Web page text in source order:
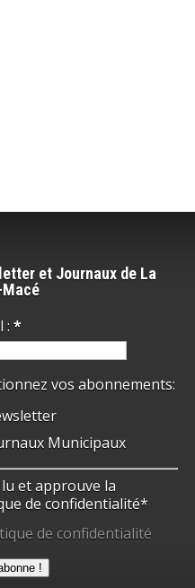
et Journaux de La
: *
vos abonnements:
Municipaux
lu et approuve la
de confidentialité*
de confidentialité